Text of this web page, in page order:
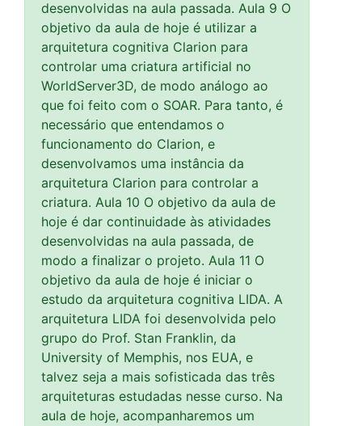
desenvolvidas na aula passada. Aula 9 O
objetivo da aula de hoje é utilizar a
arquitetura cognitiva Clarion para
controlar uma criatura artificial no
WorldServer3D, de modo análogo ao
que foi feito com o SOAR. Para tanto, é
necessário que entendamos o
funcionamento do Clarion, e
desenvolvamos uma instância da
arquitetura Clarion para controlar a
criatura. Aula 10 O objetivo da aula de
hoje é dar continuidade às atividades
desenvolvidas na aula passada, de
modo a finalizar o projeto. Aula 11 O
objetivo da aula de hoje é iniciar o
estudo da arquitetura cognitiva LIDA. A
arquitetura LIDA foi desenvolvida pelo
grupo do Prof. Stan Franklin, da
University of Memphis, nos EUA, e
talvez seja a mais sofisticada das três
arquiteturas estudadas nesse curso. Na
aula de hoje, acompanharemos um